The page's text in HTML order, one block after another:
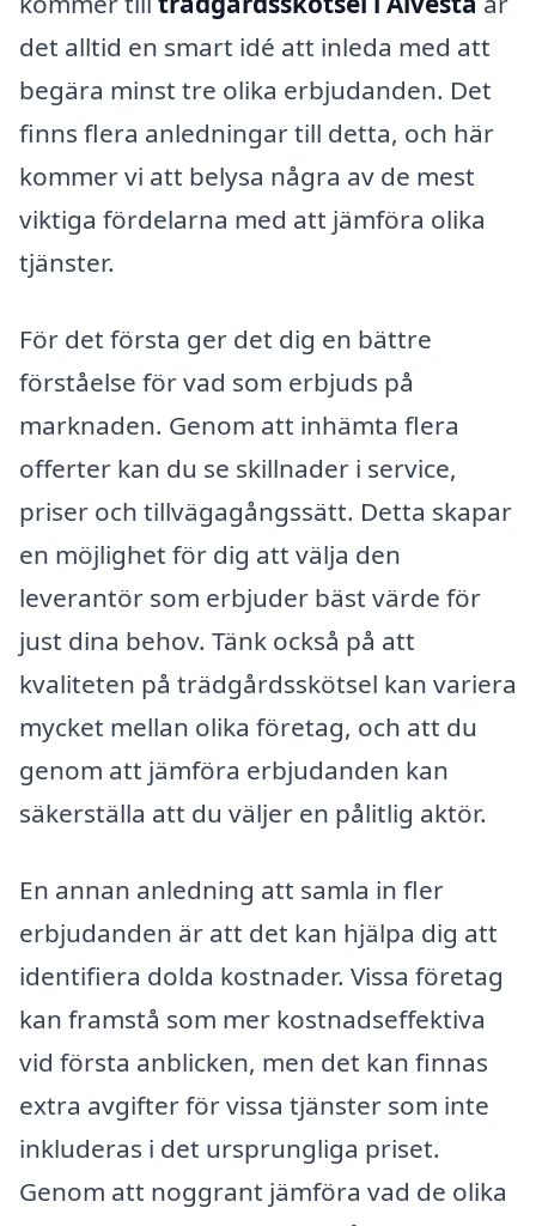
det alltid en smart idé att inleda med att
begära minst tre olika erbjudanden. Det
finns flera anledningar till detta, och här
kommer vi att belysa några av de mest
viktiga fördelarna med att jämföra olika
tjänster.
För det första ger det dig en bättre
förståelse för vad som erbjuds på
marknaden. Genom att inhämta flera
offerter kan du se skillnader i service,
priser och tillvägagångssätt. Detta skapar
en möjlighet för dig att välja den
leverantör som erbjuder bäst värde för
just dina behov. Tänk också på att
kvaliteten på trädgårdsskötsel kan variera
mycket mellan olika företag, och att du
genom att jämföra erbjudanden kan
säkerställa att du väljer en pålitlig aktör.
En annan anledning att samla in fler
erbjudanden är att det kan hjälpa dig att
identifiera dolda kostnader. Vissa företag
kan framstå som mer kostnadseffektiva
vid första anblicken, men det kan finnas
extra avgifter för vissa tjänster som inte
inkluderas i det ursprungliga priset.
Genom att noggrant jämföra vad de olika